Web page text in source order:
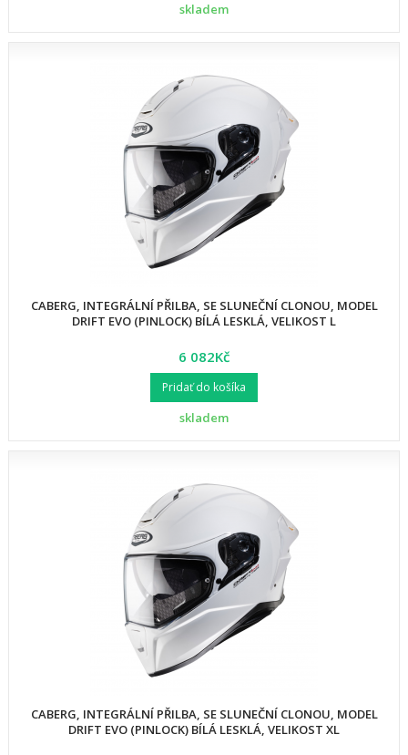
skladem
CABERG, INTEGRÁLNÍ PŘILBA, SE SLUNEČNÍ CLONOU, MODEL
DRIFT EVO (PINLOCK) BÍLÁ LESKLÁ, VELIKOST L
6 082Kč
Pridať do košíka
skladem
CABERG, INTEGRÁLNÍ PŘILBA, SE SLUNEČNÍ CLONOU, MODEL
DRIFT EVO (PINLOCK) BÍLÁ LESKLÁ, VELIKOST XL